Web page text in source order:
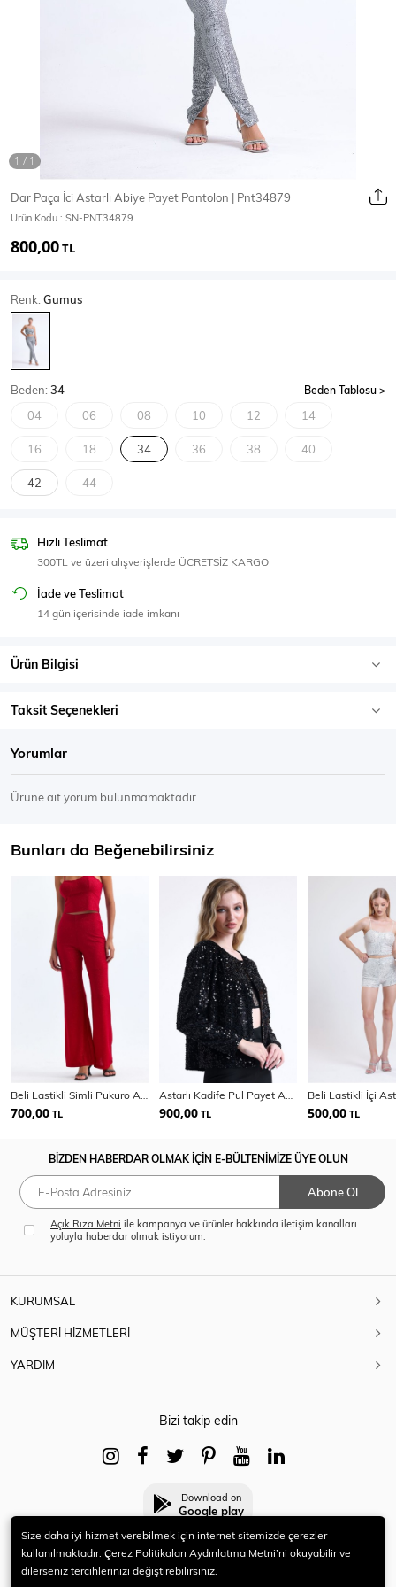
Mont & Kaban Yağmurluk
T-Shirt
Body
SPOR GİYİM
Dar Paça İci Astarlı Abiye Payet Pantolon | Pnt34879
Ürün Kodu : SN-PNT34879
800,00TL
Renk:Gumus
Beden:34 Beden Tablosu
04 06 08 10 12 14
16 18 34 36 38 40
42 44
Hızlı Teslimat
300TL ve üzeri alışverişlerde ÜCRETSİZ KARGO
İade ve Teslimat
14 gün içerisinde iade imkanı
Ürün Bilgisi
Taksit Seçenekleri
Yorumlar
Ürüne ait yorum bulunmamaktadır.
Bunları da Beğenebilirsiniz
700,00 TL 900,00 TL 500,00 TL
BİZDEN HABERDAR OLMAK İÇİN E-BÜLTENİMİZE ÜYE OLUN
Abone Ol
Açık Rıza Metni ile kampanya ve ürünler hakkında iletişim kanalları
yoluyla haberdar olmak istiyorum.
KURUMSAL
MÜŞTERİ HİZMETLERİ
YARDIM
Bizi takip edin
Download on
Google play
Size daha iyi hizmet verebilmek için internet sitemizde çerezler
kullanılmaktadır. Çerez Politikaları Aydınlatma Metni’ni okuyabilir ve
dilerseniz tercihlerinizi değiştirebilirsiniz.